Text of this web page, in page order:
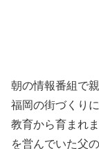
朝の情報番組で
福岡の街づくり
教育から育まれ
を営んでいた父